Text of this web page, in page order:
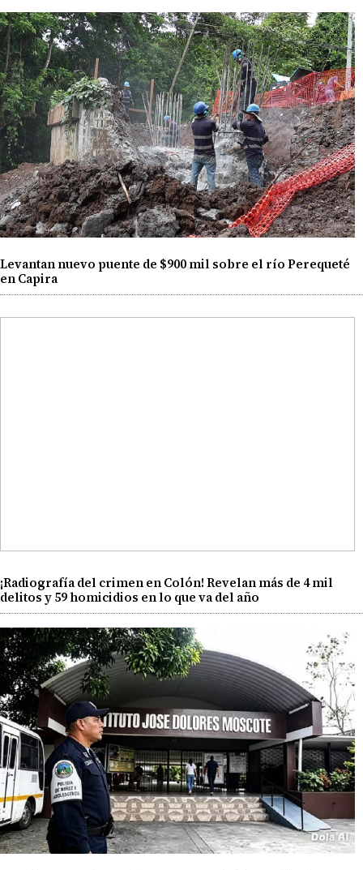
Levantan nuevo puente de $900 mil sobre el río Perequeté
en Capira
¡Radiografía del crimen en Colón! Revelan más de 4 mil
delitos y 59 homicidios en lo que va del año